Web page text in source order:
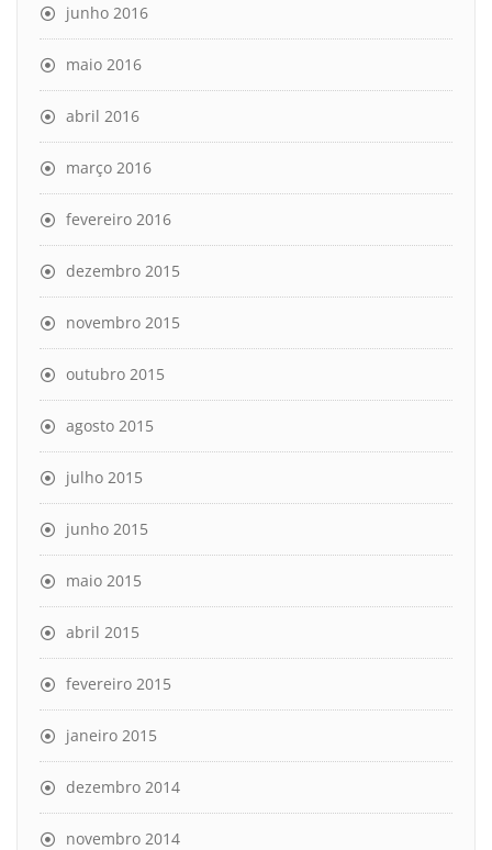
junho 2016
maio 2016
abril 2016
março 2016
fevereiro 2016
dezembro 2015
novembro 2015
outubro 2015
agosto 2015
julho 2015
junho 2015
maio 2015
abril 2015
fevereiro 2015
janeiro 2015
dezembro 2014
novembro 2014